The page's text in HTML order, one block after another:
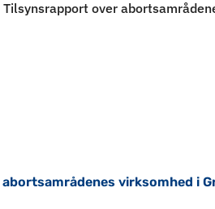
Tilsynsrapport over
virksomhed i